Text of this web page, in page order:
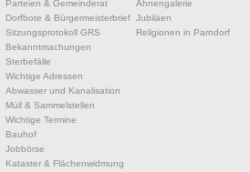
Parteien & Gemeinderat
Dorfbote & Bürgermeisterbrief
Sitzungsprotokoll GRS
Bekanntmachungen
Sterbefälle
Wichtige Adressen
Abwasser und Kanalisation
Müll & Sammelstellen
Wichtige Termine
Bauhof
Jobbörse
Kataster & Flächenwidmung
Ahnengalerie
Jubiläen
Religionen in Parndorf